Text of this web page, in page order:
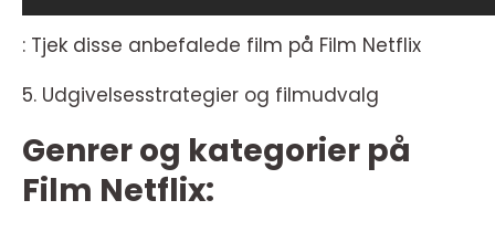
: Tjek disse anbefalede film på Film Netflix
5. Udgivelsesstrategier og filmudvalg
Genrer og kategorier på
Film Netflix: